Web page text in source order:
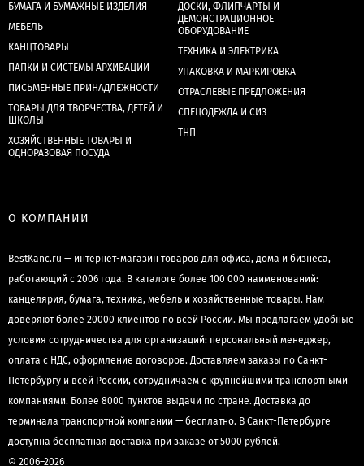
БУМАГА И БУМАЖНЫЕ ИЗДЕЛИЯ
МЕБЕЛЬ
КАНЦТОВАРЫ
ПАПКИ И СИСТЕМЫ АРХИВАЦИИ
ПИСЬМЕННЫЕ ПРИНАДЛЕЖНОСТИ
ТОВАРЫ ДЛЯ ТВОРЧЕСТВА, ДЕТЕЙ И
ШКОЛЫ
ХОЗЯЙСТВЕННЫЕ ТОВАРЫ И
ОДНОРАЗОВАЯ ПОСУДА
ДОСКИ, ФЛИПЧАРТЫ И
ДЕМОНСТРАЦИОННОЕ
ОБОРУДОВАНИЕ
ТЕХНИКА И ЭЛЕКТРИКА
УПАКОВКА И МАРКИРОВКА
ОТРАСЛЕВЫЕ ПРЕДЛОЖЕНИЯ
СПЕЦОДЕЖДА И СИЗ
ТНП
О КОМПАНИИ
BestKanc.ru — интернет-магазин товаров для офиса, дома и бизнеса,
работающий с 2006 года. В каталоге более 100 000 наименований:
канцелярия, бумага, техника, мебель и хозяйственные товары. Нам
доверяют более 20000 клиентов по всей России. Мы предлагаем удобные
условия сотрудничества для организаций: персональный менеджер,
оплата с НДС, оформление договоров. Доставляем заказы по Санкт-
Петербургу и всей России, сотрудничаем с крупнейшими транспортными
компаниями. Более 8000 пунктов выдачи по стране. Доставка до
терминала транспортной компании — бесплатно. В Санкт-Петербурге
доступна бесплатная доставка при заказе от 5000 рублей.
© 2006–2026